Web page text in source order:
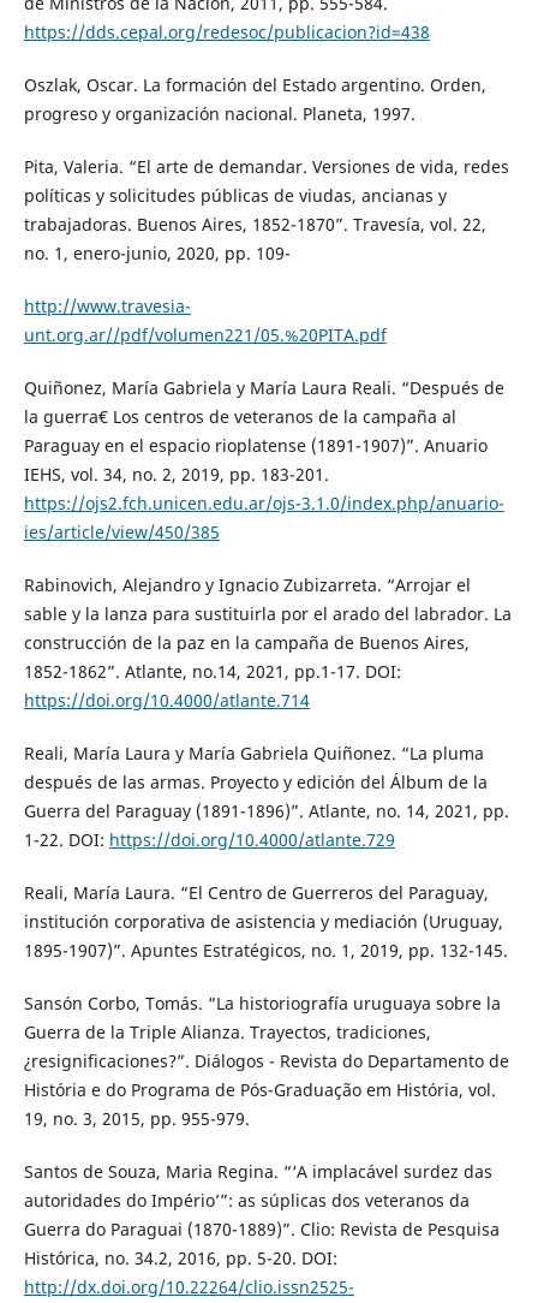
https://dds.cepal.org/redesoc/publicacion?id=438
Oszlak, Oscar. La formación del Estado argentino. Orden,
progreso y organización nacional. Planeta, 1997.
Pita, Valeria. “El arte de demandar. Versiones de vida, redes
políticas y solicitudes públicas de viudas, ancianas y
trabajadoras. Buenos Aires, 1852-1870”. Travesía, vol. 22,
no. 1, enero-junio, 2020, pp. 109-
http://www.travesia-
unt.org.ar//pdf/volumen221/05.%20PITA.pdf
Quiñonez, María Gabriela y María Laura Reali. “Después de
la guerra€ Los centros de veteranos de la campaña al
Paraguay en el espacio rioplatense (1891-1907)”. Anuario
IEHS, vol. 34, no. 2, 2019, pp. 183-201.
https://ojs2.fch.unicen.edu.ar/ojs-3.1.0/index.php/anuario-
ies/article/view/450/385
Rabinovich, Alejandro y Ignacio Zubizarreta. “Arrojar el
sable y la lanza para sustituirla por el arado del labrador. La
construcción de la paz en la campaña de Buenos Aires,
1852-1862”. Atlante, no.14, 2021, pp.1-17. DOI:
https://doi.org/10.4000/atlante.714
Reali, María Laura y María Gabriela Quiñonez. “La pluma
después de las armas. Proyecto y edición del Álbum de la
Guerra del Paraguay (1891-1896)”. Atlante, no. 14, 2021, pp.
1-22. DOI: https://doi.org/10.4000/atlante.729
Reali, María Laura. “El Centro de Guerreros del Paraguay,
institución corporativa de asistencia y mediación (Uruguay,
1895-1907)”. Apuntes Estratégicos, no. 1, 2019, pp. 132-145.
Sansón Corbo, Tomás. “La historiografía uruguaya sobre la
Guerra de la Triple Alianza. Trayectos, tradiciones,
¿resignificaciones?”. Diálogos - Revista do Departamento de
História e do Programa de Pós-Graduação em História, vol.
19, no. 3, 2015, pp. 955-979.
Santos de Souza, Maria Regina. “‘A implacável surdez das
autoridades do Império’”: as súplicas dos veteranos da
Guerra do Paraguai (1870-1889)”. Clio: Revista de Pesquisa
Histórica, no. 34.2, 2016, pp. 5-20. DOI:
http://dx.doi.org/10.22264/clio.issn2525-